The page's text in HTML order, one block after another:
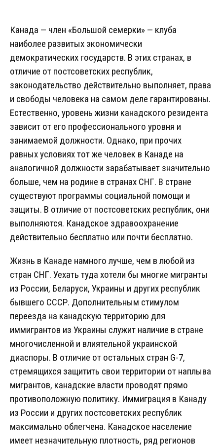
Канада — член «Большой семерки» — клуба
наиболее развитых экономически
демократических государств. В этих странах, в
отличие от постсоветских республик,
законодательство действительно выполняет, права
и свободы человека на самом деле гарантированы.
Естественно, уровень жизни канадского резидента
зависит от его профессионального уровня и
занимаемой должности. Однако, при прочих
равных условиях тот же человек в Канаде на
аналогичной должности зарабатывает значительно
больше, чем на родине в странах СНГ. В стране
существуют программы социальной помощи и
защиты. В отличие от постсоветских республик, они
выполняются. Канадское здравоохранение
действительно бесплатно или почти бесплатно.
Жизнь в Канаде намного лучше, чем в любой из
стран СНГ. Уехать туда хотели бы многие мигранты
из России, Беларуси, Украины и других республик
бывшего СССР. Дополнительным стимулом
переезда на канадскую территорию для
иммигрантов из Украины служит наличие в стране
многочисленной и влиятельной украинской
диаспоры. В отличие от остальных стран G-7,
стремящихся защитить свои территории от наплыва
мигрантов, канадские власти проводят прямо
противоположную политику. Иммиграция в Канаду
из России и других постсоветских республик
максимально облегчена. Канадское население
имеет незначительную плотность, ряд регионов